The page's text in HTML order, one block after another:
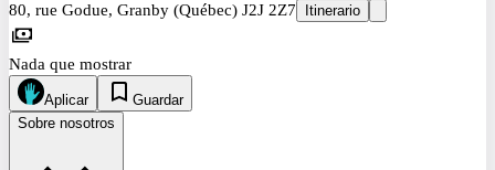
80, rue Godue, Granby (Québec) J2J 2Z7 Itinerario
Nada que mostrar
Aplicar
Guardar
Sobre nosotros